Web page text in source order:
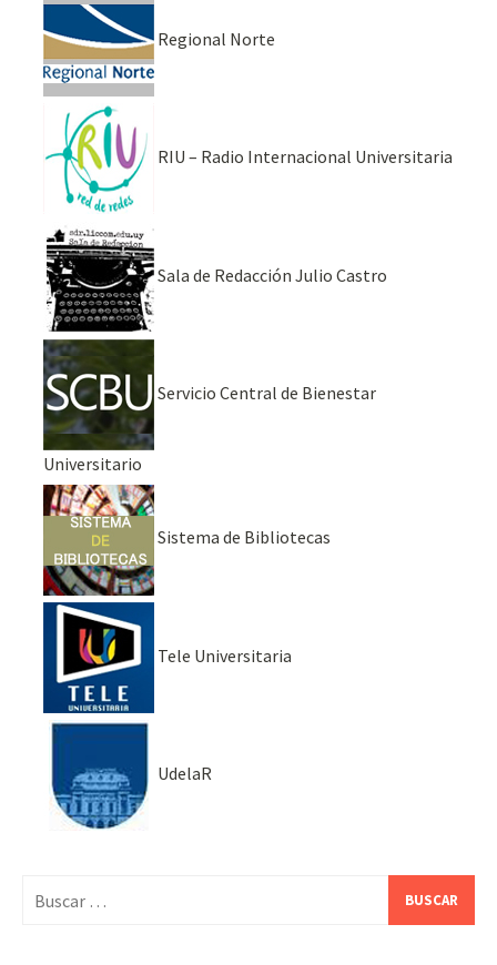
Regional Norte
RIU – Radio Internacional Universitaria
Sala de Redacción Julio Castro
Servicio Central de Bienestar
Universitario
Sistema de Bibliotecas
Tele Universitaria
UdelaR